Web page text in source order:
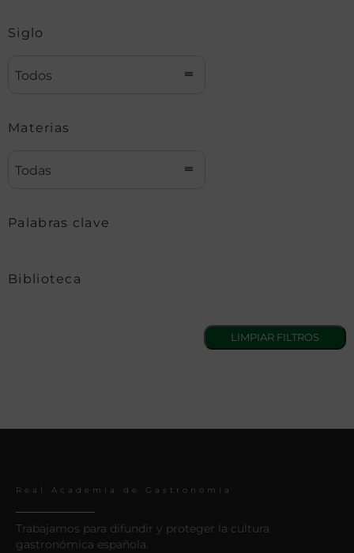
Siglo
Todos
Materias
Todas
Palabras clave
Biblioteca
Real Academia de Gastronomía
Trabajamos para difundir y proteger la cultura
gastronómica española.